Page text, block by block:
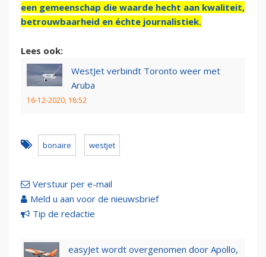
een gemeenschap die waarde hecht aan kwaliteit,
betrouwbaarheid en échte journalistiek.
Lees ook:
WestJet verbindt Toronto weer met
Aruba
16-12-2020, 18:52
bonaire westjet
Verstuur per e-mail
Meld u aan voor de nieuwsbrief
Tip de redactie
easyJet wordt overgenomen door Apollo,